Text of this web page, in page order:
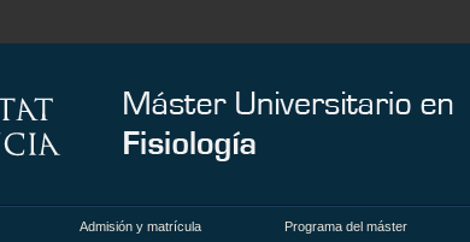
Admisión y matrícula Programa del máster